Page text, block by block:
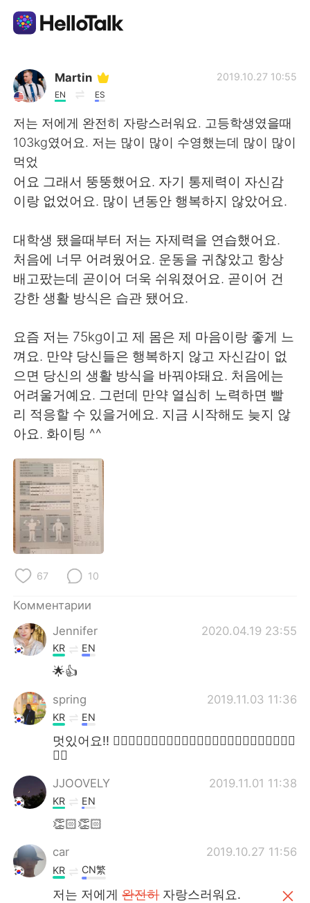
Приложение для Языкового Обмена
AI Grammar Checker
Русский
English 简体中文
繁體中文 Español
العربية Français
한국어 ไทย
Indonesia Italiano
Türkçe Tiếng Việt
Martin
EN ES
2019.10.27 10:55
저는 저에게 완전히 자랑스러워요. 고등학생였을때
103kg였어요. 저는 많이 많이 수영했는데 많이 많이
먹었
어요 그래서 뚱뚱했어요. 자기 통제력이 자신감
이랑 없었어요. 많이 년동안 행복하지 않았어요.
대학생 됐을때부터 저는 자제력을 연습했어요.
처음에 너무 어려웠어요. 운동을 귀찮았고 항상
배고팠는데 곧이어 더욱 쉬워졌어요. 곧이어 건
강한 생활 방식은 습관 됐어요.
요즘 저는 75kg이고 제 몸은 제 마음이랑 좋게 느
껴요. 만약 당신들은 행복하지 않고 자신감이 없
으면 당신의 생활 방식을 바꿔야돼요. 처음에는
어려울거예요. 그런데 만약 열심히 노력하면 빨
리 적응할 수 있을거에요. 지금 시작해도 늦지 않
아요. 화이팅 ^^
67 10
Комментарии
Jennifer
2020.04.19 23:55
KR EN
🌟👍
spring 2019.11.03 11:36
KR EN
멋있어요!! 👍🏻👍🏻👍🏻👍🏻👍🏻👍🏻👍🏻👍🏻👍🏻👍🏻👍🏻👍🏻
👍🏻
JJOOVELY 2019.11.01 11:38
KR EN
👏🏻👏🏻
car 2019.10.27 11:56
KR CN繁
저는 저에게완전히자랑스러워요.